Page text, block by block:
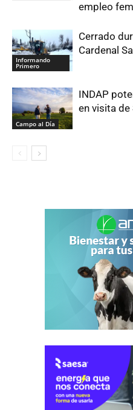
empleo
Informando
Primero
Cerrado
Cardenal
Campo al Día
INDAP
en visita de